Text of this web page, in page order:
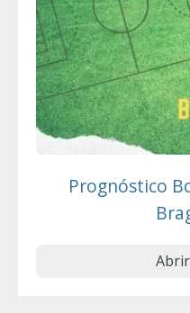
Prognóstico